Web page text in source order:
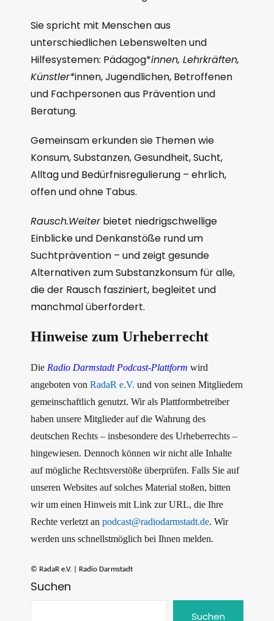
Sie spricht mit Menschen aus
unterschiedlichen Lebenswelten und
Hilfesystemen: Pädagog*innen, Lehrkräften,
Künstler*innen, Jugendlichen, Betroffenen
und Fachpersonen aus Prävention und
Beratung.
Gemeinsam erkunden sie Themen wie
Konsum, Substanzen, Gesundheit, Sucht,
Alltag und Bedürfnisregulierung – ehrlich,
offen und ohne Tabus.
Rausch.Weiterbietet niedrigschwellige
Einblicke und Denkanstöße rund um
Suchtprävention – und zeigt gesunde
Alternativen zum Substanzkonsum für alle,
die der Rausch fasziniert, begleitet und
manchmal überfordert.
Hinweise zum Urheberrecht
Die Radio Darmstadt Podcast-Plattform wird
angeboten von RadaR e.V. und von seinen Mitgliedern
gemeinschaftlich genutzt. Wir als Plattformbetreiber
haben unsere Mitglieder auf die Wahrung des
deutschen Rechts – insbesondere des Urheberrechts –
hingewiesen. Dennoch können wir nicht alle Inhalte
auf mögliche Rechtsverstöße überprüfen. Falls Sie auf
unseren Websites auf solches Material stoßen, bitten
wir um einen Hinweis mit Link zur URL, die Ihre
Rechte verletzt an podcast@radiodarmstadt.de. Wir
werden uns schnellstmöglich bei Ihnen melden.
© RadaR e.V. | Radio Darmstadt
Suchen
Suchen